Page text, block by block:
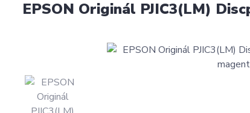
EPSON Originál PJIC3(LM)